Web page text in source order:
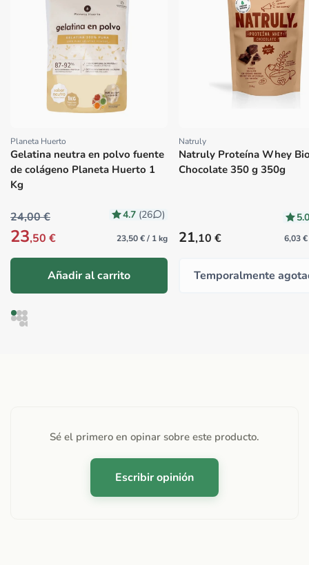
Proveedor:
Planeta Huerto
Gelatina neutra en polvo fuente
de colágeno Planeta Huerto 1
Kg
4.7 (26 )
24,00 €
23,50 € 23,50 € / 1 kg
Añadir al carrito
Proveedor:
Natruly
Natruly Proteína Whey
Chocolate 350 g 350g
Precio habitual
21,10 € 6,03
Temporalmente
Sé el primero en opinar sobre este producto.
Escribir opinión